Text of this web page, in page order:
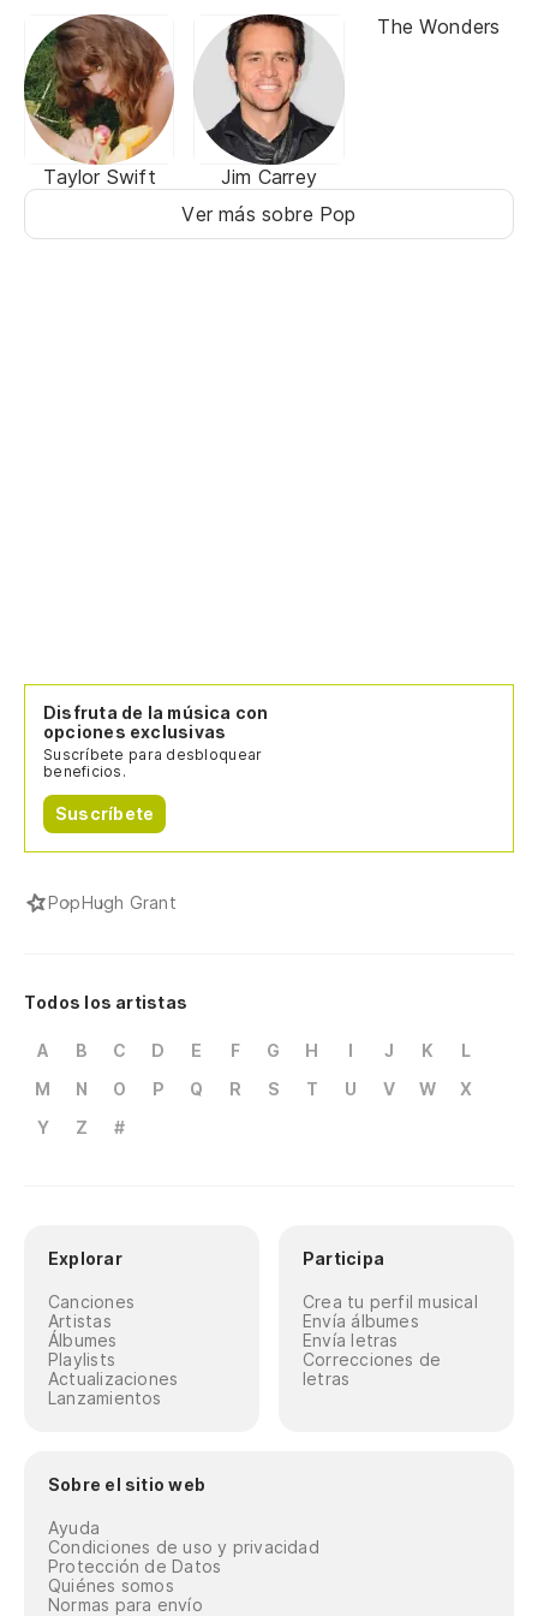
Taylor Swift Jim Carrey
The Wonders
Ver más sobre Pop
Disfruta de la música con
opciones exclusivas
Suscríbete para desbloquear
beneficios.
Suscríbete
PopHugh Grant
Todos los artistas
A B C D E F G H I J K
L
M
N O P Q R S T U V W
X
Y
Z #
Explorar
Canciones
Artistas
Álbumes
Playlists
Actualizaciones
Lanzamientos
Participa
Crea tu perfil musical
Envía álbumes
Envía letras
Correcciones de
letras
Sobre el sitio web
Ayuda
Condiciones de uso y privacidad
Protección de Datos
Quiénes somos
Normas para envío